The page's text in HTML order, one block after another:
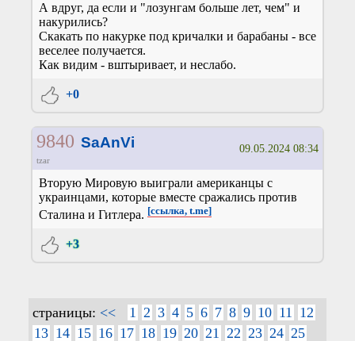
А вдруг, да если и "лозунгам больше лет, чем" и
накурились?
Скакать по накурке под кричалки и барабаны - все
веселее получается.
Как видим - вштыривает, и неслабо.
+0
9840 SaAnVi
tzar
09.05.2024 08:34
Вторую Мировую выиграли американцы с
украинцами, которые вместе сражались против
Сталина и Гитлера. [ссылка, t.me]
+3
страницы: << 1 2 3 4 5 6 7 8 9 10 11
12
13 14 15 16 17 18 19 20 21 22 23 24 25